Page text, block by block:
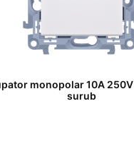
monopolar 10A
surub